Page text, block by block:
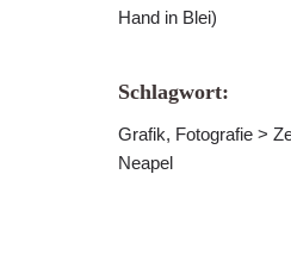
Hand in Blei)
Schlagwort:
Grafik, Fotografie >
Neapel